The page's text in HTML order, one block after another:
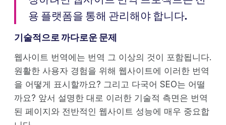
용 플랫폼을 통해 관리해야 합니다.
기술적으로 까다로운 문제
웹사이트 번역에는 번역 그 이상의 것이 포함됩니다.
원활한 사용자 경험을 위해 웹사이트에 이러한 번역
을 어떻게 표시할까요? 그리고 다국어 SEO는 어떨
까요? 앞서 설명한 대로 이러한 기술적 측면은 번역
된 페이지와 전반적인 웹사이트 성능에 매우 중요합